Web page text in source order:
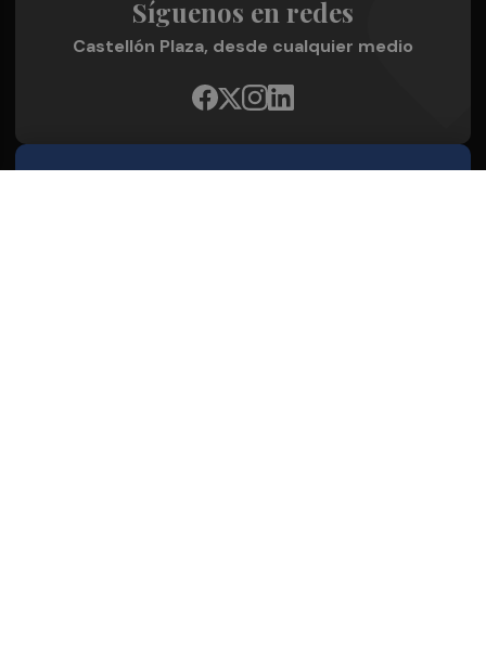
Síguenos en redes
Castellón Plaza, desde cualquier medio